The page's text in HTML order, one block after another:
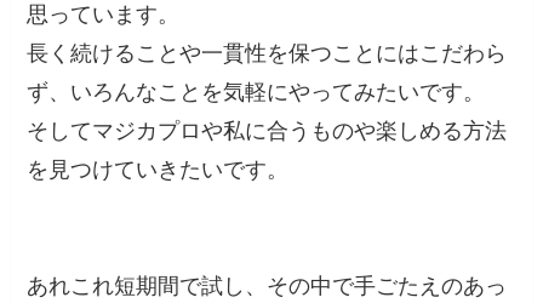
思っています。
長く続けることや一貫性を保つことにはこだわら
ず、いろんなことを気軽にやってみたいです。
そしてマジカプロや私に合うものや楽しめる方法
を見つけていきたいです。
あれこれ短期間で試し、その中で手ごたえのあっ